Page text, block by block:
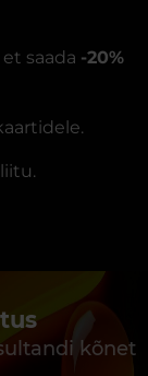
et saada -20%
kõnet